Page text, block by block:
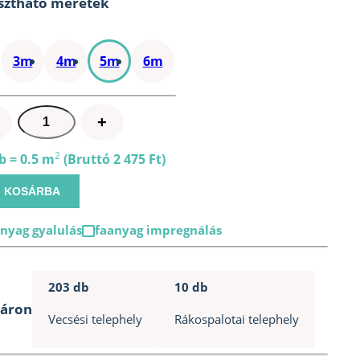
3m 4m 5m 6m
2,5cm
x
10cm
x
5m
mennyiség
+
= 0.5 m2 (Bruttó 2 475 Ft)
KOSÁRBA
gyalulás faanyag impregnálás
203 db
Vecsési telephely
10 db
Rákospalotai telephely